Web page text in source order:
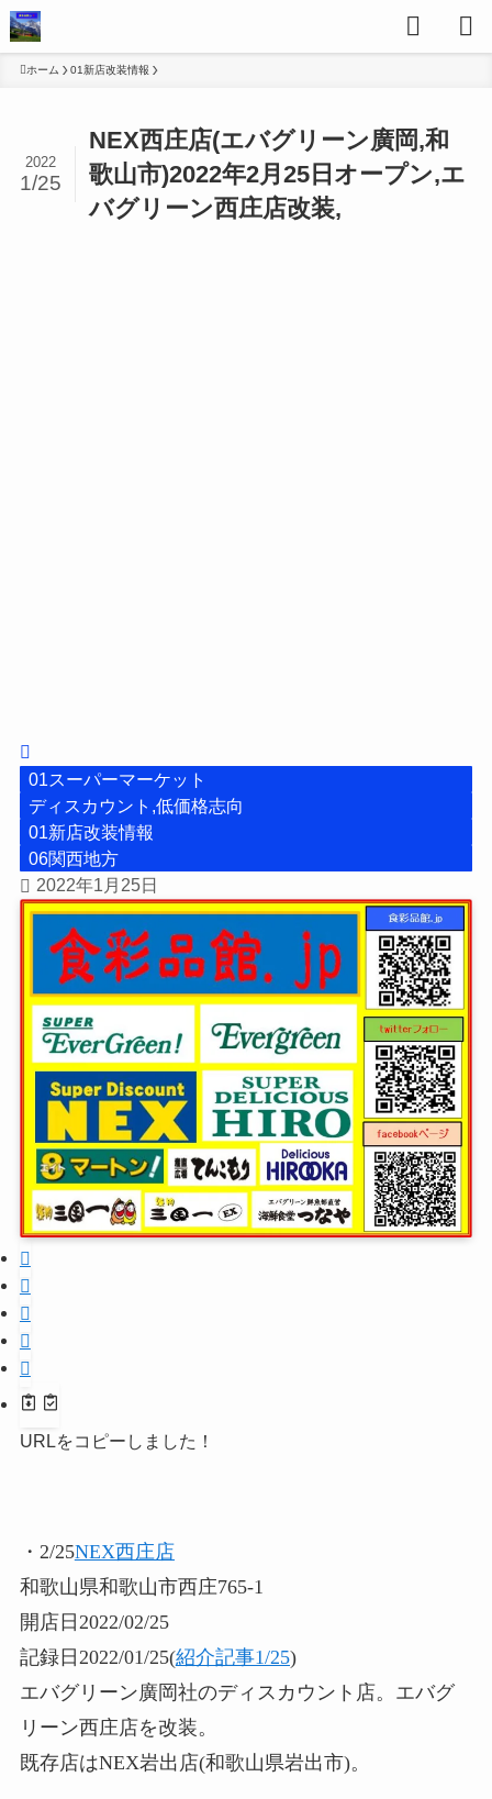
ホーム 01新店改装情報
NEX西庄店(エバグリーン廣岡,和
歌山市)2022年2月25日オープン,エ
バグリーン西庄店改装,
2022
1/25
01スーパーマーケット
ディスカウント,低価格志向
01新店改装情報
06関西地方
2022年1月25日
URLをコピーしました！
・2/25NEX西庄店
和歌山県和歌山市西庄765-1
開店日2022/02/25
記録日2022/01/25(紹介記事1/25)
エバグリーン廣岡社のディスカウント店。エバグ
リーン西庄店を改装。
既存店はNEX岩出店(和歌山県岩出市)。